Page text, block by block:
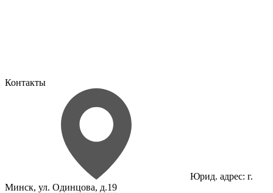
Контакты
Юрид. адрес: г.
Минск, ул. Одинцова, д.19